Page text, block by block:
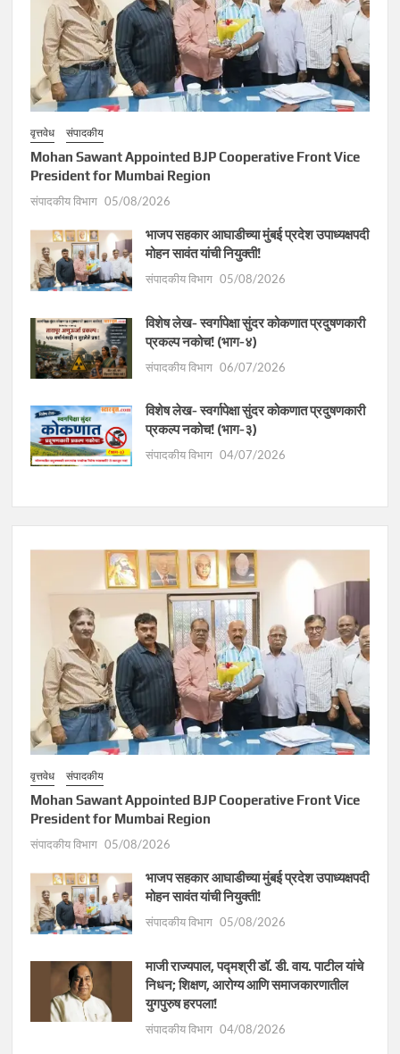
वृत्तवेध संपादकीय
Mohan Sawant Appointed BJP Cooperative Front Vice
President for Mumbai Region
संपादकीय विभाग 05/08/2026
भाजप सहकार आघाडीच्या मुंबई प्रदेश उपाध्यक्षपदी
मोहन सावंत यांची नियुक्ती!
संपादकीय विभाग 05/08/2026
विशेष लेख- स्वर्गापेक्षा सुंदर कोकणात प्रदुषणकारी
प्रकल्प नकोच! (भाग-४)
संपादकीय विभाग 06/07/2026
विशेष लेख- स्वर्गापेक्षा सुंदर कोकणात प्रदुषणकारी
प्रकल्प नकोच! (भाग-३)
संपादकीय विभाग 04/07/2026
वृत्तवेध संपादकीय
Mohan Sawant Appointed BJP Cooperative Front Vice
President for Mumbai Region
संपादकीय विभाग 05/08/2026
भाजप सहकार आघाडीच्या मुंबई प्रदेश उपाध्यक्षपदी
मोहन सावंत यांची नियुक्ती!
संपादकीय विभाग 05/08/2026
माजी राज्यपाल, पद्मश्री डॉ. डी. वाय. पाटील यांचे
निधन; शिक्षण, आरोग्य आणि समाजकारणातील
युगपुरुष हरपला!
संपादकीय विभाग 04/08/2026